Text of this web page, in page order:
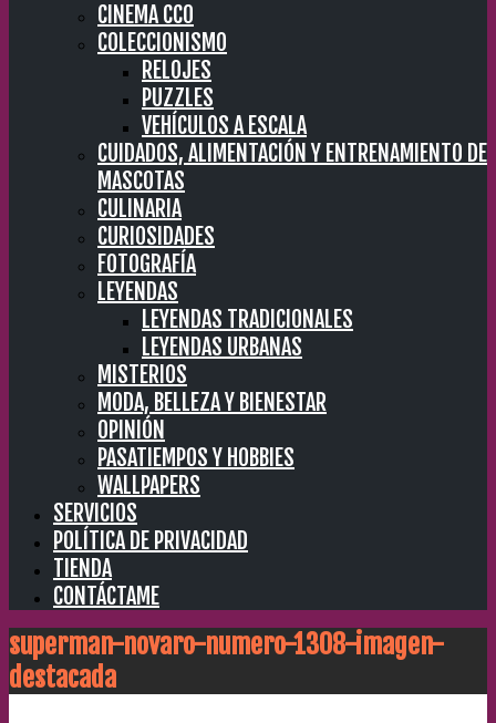
CINEMA CC0
COLECCIONISMO
RELOJES
PUZZLES
VEHÍCULOS A ESCALA
CUIDADOS, ALIMENTACIÓN Y ENTRENAMIENTO DE
MASCOTAS
CULINARIA
CURIOSIDADES
FOTOGRAFÍA
LEYENDAS
LEYENDAS TRADICIONALES
LEYENDAS URBANAS
MISTERIOS
MODA, BELLEZA Y BIENESTAR
OPINIÓN
PASATIEMPOS Y HOBBIES
WALLPAPERS
SERVICIOS
POLÍTICA DE PRIVACIDAD
TIENDA
CONTÁCTAME
superman-novaro-numero-1308-imagen-
destacada